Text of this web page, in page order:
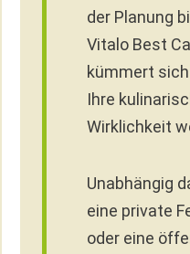
der Planung
Vitalo Best
kümmert
Ihre
Wirklichkeit
Unabhängig
eine private
oder eine